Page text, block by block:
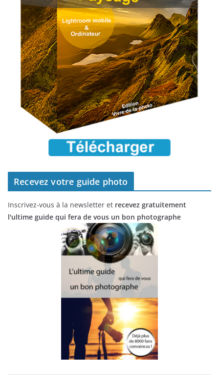
Recevez votre guide photo
Inscrivez-vous à la newsletter et recevez gratuitement
l'ultime guide qui fera de vous un bon photographe